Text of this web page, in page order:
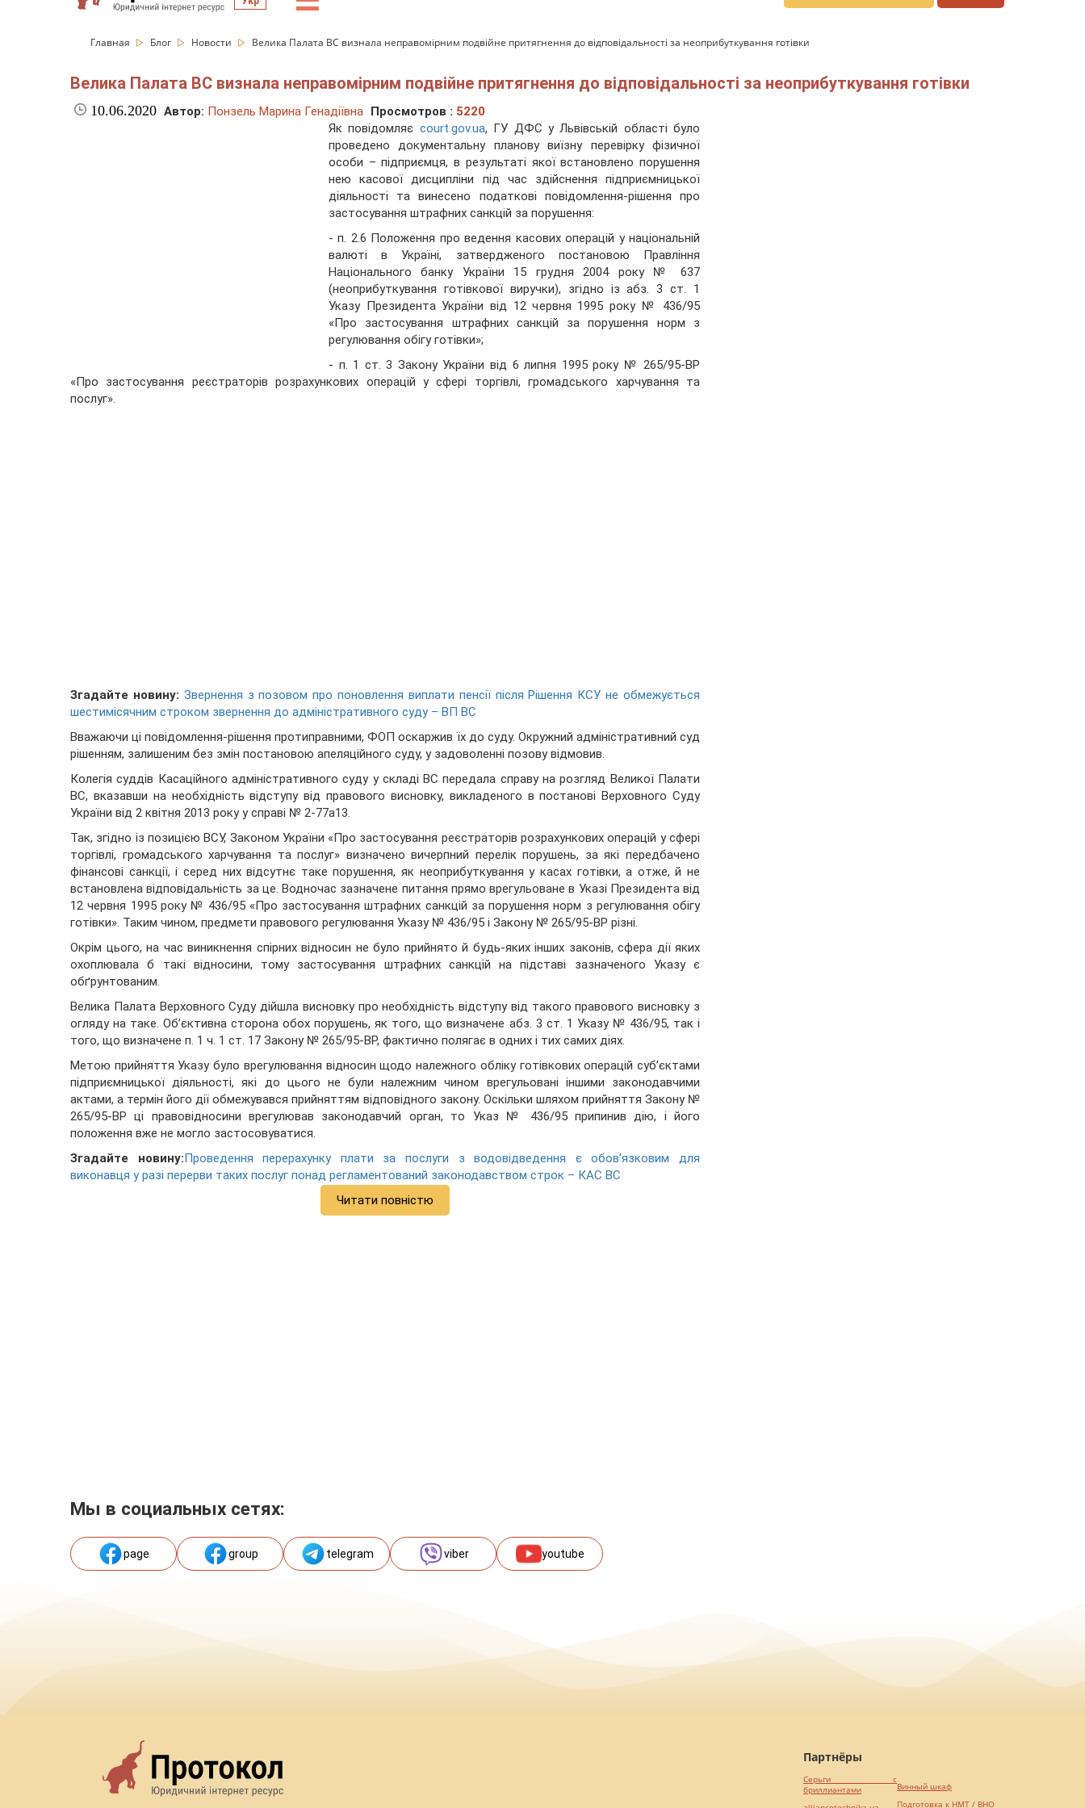
Главная Блог Новости Велика Палата ВС визнала неправомірним подвійне притягнення до відповідальності за неоприбуткування готівки
Велика Палата ВС визнала неправомірним подвійне притягнення до відповідальності за неоприбуткування готівки
10.06.2020 Автор: Понзель Марина Генадіївна Просмотров : 5220
Як повідомляє court.gov.ua, ГУ ДФС у Львівській області було
проведено документальну планову виїзну перевірку фізичної
особи – підприємця, в результаті якої встановлено порушення
нею касової дисципліни під час здійснення підприємницької
діяльності та винесено податкові повідомлення-рішення про
застосування штрафних санкцій за порушення:
- п. 2.6 Положення про ведення касових операцій у національній
валюті в Україні, затвердженого постановою Правління
Національного банку України 15 грудня 2004 року № 637
(неоприбуткування готівкової виручки), згідно із абз. 3 ст. 1
Указу Президента України від 12 червня 1995 року № 436/95
«Про застосування штрафних санкцій за порушення норм з
регулювання обігу готівки»;
- п. 1 ст. 3 Закону України від 6 липня 1995 року № 265/95-ВР
«Про застосування реєстраторів розрахункових операцій у сфері торгівлі, громадського харчування та
послуг».
Згадайте новину: Звернення з позовом про поновлення виплати пенсії після Рішення КСУ не обмежується
шестимісячним строком звернення до адміністративного суду – ВП ВС
Вважаючи ці повідомлення-рішення протиправними, ФОП оскаржив їх до суду. Окружний адміністративний суд
рішенням, залишеним без змін постановою апеляційного суду, у задоволенні позову відмовив.
Колегія суддів Касаційного адміністративного суду у складі ВС передала справу на розгляд Великої Палати
ВС, вказавши на необхідність відступу від правового висновку, викладеного в постанові Верховного Суду
України від 2 квітня 2013 року у справі № 2-77а13.
Так, згідно із позицією ВСУ, Законом України «Про застосування реєстраторів розрахункових операцій у сфері
торгівлі, громадського харчування та послуг» визначено вичерпний перелік порушень, за які передбачено
фінансові санкції, і серед них відсутнє таке порушення, як неоприбуткування у касах готівки, а отже, й не
встановлена відповідальність за це. Водночас зазначене питання прямо врегульоване в Указі Президента від
12 червня 1995 року № 436/95 «Про застосування штрафних санкцій за порушення норм з регулювання обігу
готівки». Таким чином, предмети правового регулювання Указу № 436/95 і Закону № 265/95-ВР різні.
Окрім цього, на час виникнення спірних відносин не було прийнято й будь-яких інших законів, сфера дії яких
охоплювала б такі відносини, тому застосування штрафних санкцій на підставі зазначеного Указу є
обґрунтованим.
Велика Палата Верховного Суду дійшла висновку про необхідність відступу від такого правового висновку з
огляду на таке. Об’єктивна сторона обох порушень, як того, що визначене абз. 3 ст. 1 Указу № 436/95, так і
того, що визначене п. 1 ч. 1 ст. 17 Закону № 265/95-ВР, фактично полягає в одних і тих самих діях.
Метою прийняття Указу було врегулювання відносин щодо належного обліку готівкових операцій суб’єктами
підприємницької діяльності, які до цього не були належним чином врегульовані іншими законодавчими
актами, а термін його дії обмежувався прийняттям відповідного закону. Оскільки шляхом прийняття Закону №
265/95-ВР ці правовідносини врегулював законодавчий орган, то Указ № 436/95 припинив дію, і його
положення вже не могло застосовуватися.
Згадайте новину: Проведення перерахунку плати за послуги з водовідведення є обов’язковим для
виконавця у разі перерви таких послуг понад регламентований законодавством строк – КАС ВС
Читати повністю
Мы в социальных сетях:
page group telegram viber youtube
Партнёры
Серьги с
бриллиантами
Винный шкаф
Подготовка к НМТ / ВНО